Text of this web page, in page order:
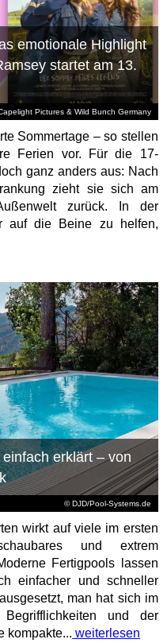
Pictures & Wild Bunch Germany
emotionale Highlight
startet am 13.
Sommertage – so stellen
Ferien vor. Für die 17-
ganz anders aus: Nach
zieht sie sich am
zurück. In der
auf die Beine zu helfen,
© DJD/Pool-Systems.de
erklärt – von
wirkt auf viele im ersten
und extrem
Fertigpools lassen
einfacher und schneller
man hat sich im
und der
kompakte... weiterlesen